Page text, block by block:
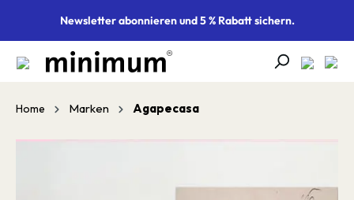
springenNewsletter abonnieren und 5 % Rabatt sichern.
Home Marken Agapecasa